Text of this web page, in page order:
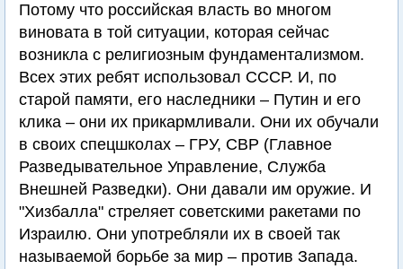
Потому что российская власть во многом
виновата в той ситуации, которая сейчас
возникла с религиозным фундаментализмом.
Всех этих ребят использовал СССР. И, по
старой памяти, его наследники – Путин и его
клика – они их прикармливали. Они их обучали
в своих спецшколах – ГРУ, СВР (Главное
Разведывательное Управление, Служба
Внешней Разведки). Они давали им оружие. И
"Хизбалла" стреляет советскими ракетами по
Израилю. Они употребляли их в своей так
называемой борьбе за мир – против Запада.